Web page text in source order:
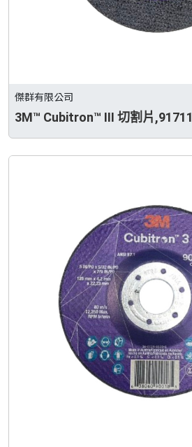
傑群有限公司
3M™ Cubitron™ III 切割片,91711